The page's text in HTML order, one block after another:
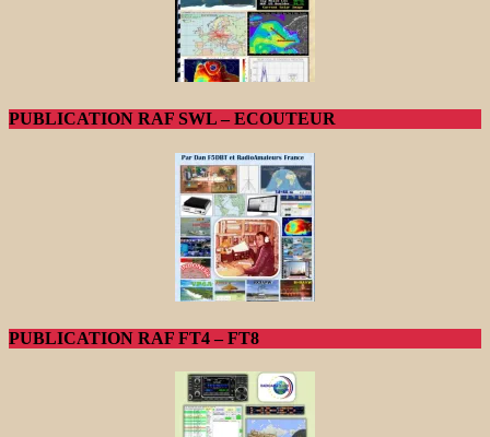
PUBLICATION RAF SWL – ECOUTEUR
PUBLICATION RAF FT4 – FT8